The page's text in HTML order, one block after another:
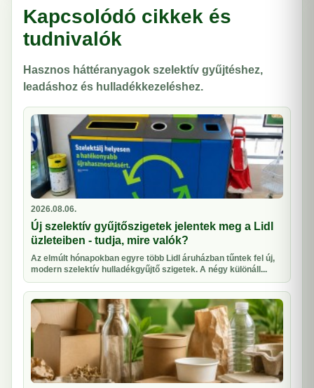
Kapcsolódó cikkek és
tudnivalók
Hasznos háttéranyagok szelektív gyűjtéshez,
leadáshoz és hulladékkezeléshez.
2026.08.06.
Új szelektív gyűjtőszigetek jelentek meg a Lidl
üzleteiben - tudja, mire valók?
Az elmúlt hónapokban egyre több Lidl áruházban tűntek fel új,
modern szelektív hulladékgyűjtő szigetek. A négy különáll...